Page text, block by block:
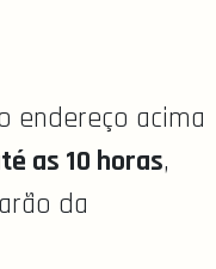
endereço acima
as 10 horas,
da